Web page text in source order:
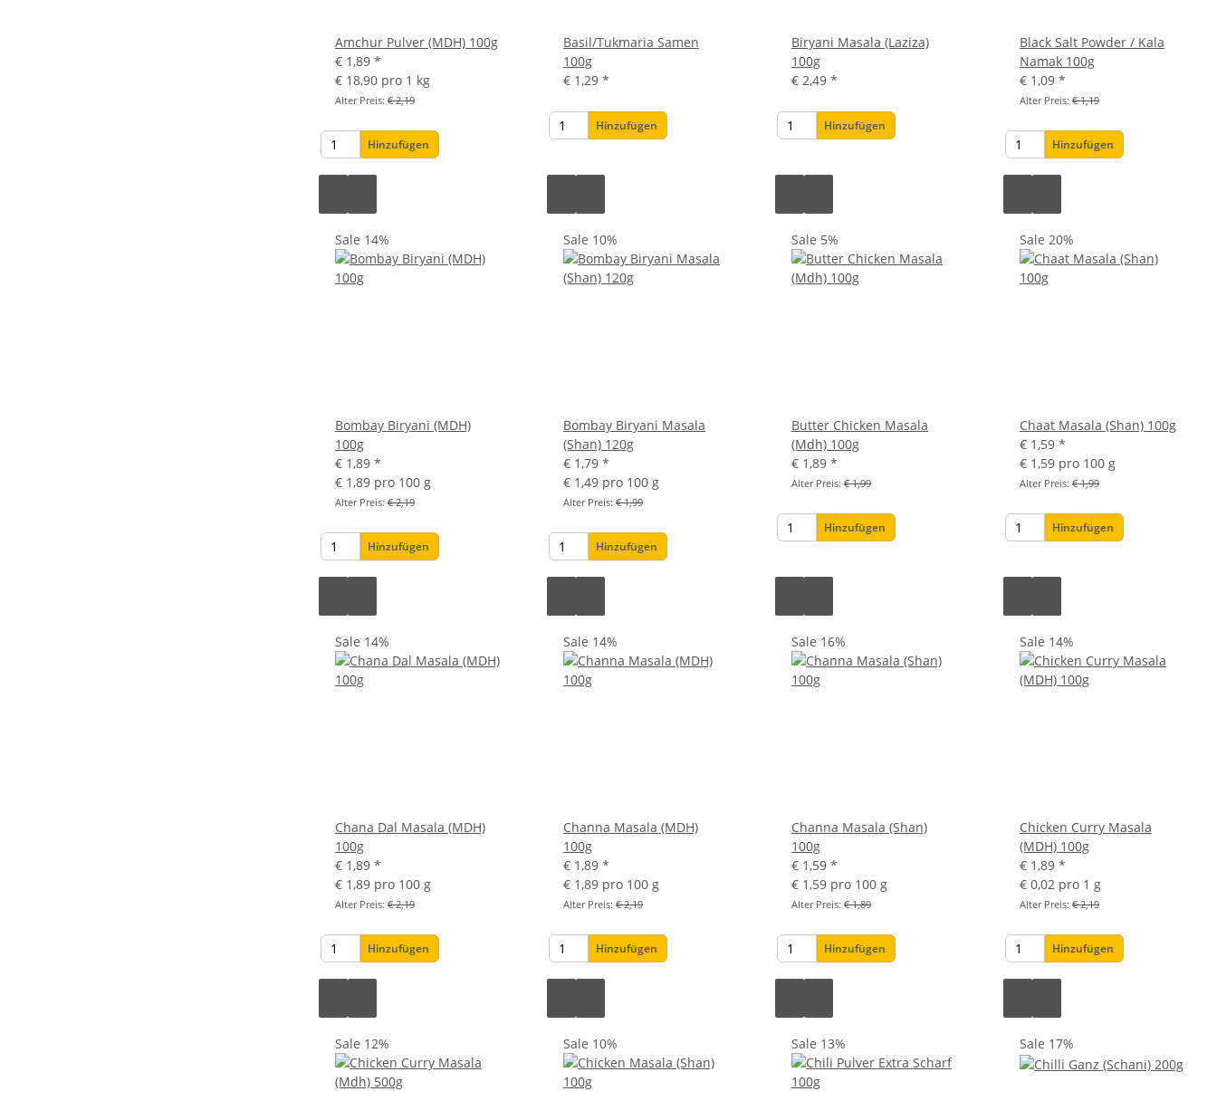
Amchur Pulver (MDH) 100g
€ 1,89 *
€ 18,90 pro 1 kg
Alter Preis: € 2,19
Hinzufügen
Basil/Tukmaria Samen
100g
€ 1,29 *
Hinzufügen
Biryani Masala (Laziza)
100g
€ 2,49 *
Hinzufügen
Black Salt Powder / Kala
Namak 100g
€ 1,09 *
Alter Preis: € 1,19
Hinzufügen
Sale 14%
Bombay Biryani (MDH)
100g
€ 1,89 *
€ 1,89 pro 100 g
Alter Preis: € 2,19
Hinzufügen
Sale 10%
Bombay Biryani Masala
(Shan) 120g
€ 1,79 *
€ 1,49 pro 100 g
Alter Preis: € 1,99
Hinzufügen
Sale 5%
Butter Chicken Masala
(Mdh) 100g
€ 1,89 *
Alter Preis: € 1,99
Hinzufügen
Sale 20%
Chaat Masala (Shan) 100g
€ 1,59 *
€ 1,59 pro 100 g
Alter Preis: € 1,99
Hinzufügen
Sale 14%
Chana Dal Masala (MDH)
100g
€ 1,89 *
€ 1,89 pro 100 g
Alter Preis: € 2,19
Hinzufügen
Sale 14%
Channa Masala (MDH)
100g
€ 1,89 *
€ 1,89 pro 100 g
Alter Preis: € 2,19
Hinzufügen
Sale 16%
Channa Masala (Shan)
100g
€ 1,59 *
€ 1,59 pro 100 g
Alter Preis: € 1,89
Hinzufügen
Sale 14%
Chicken Curry Masala
(MDH) 100g
€ 1,89 *
€ 0,02 pro 1 g
Alter Preis: € 2,19
Hinzufügen
Sale 12% Sale 10% Sale 13% Sale 17%